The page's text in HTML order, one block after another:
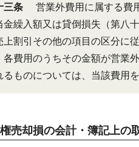
三条 営業外費用に属する費
金繰入額又は貸倒損失（第八
上割引その他の項目の区分に
各費用のうちその金額が営業
るものについては、当該費用
売却損の会計・簿記上の